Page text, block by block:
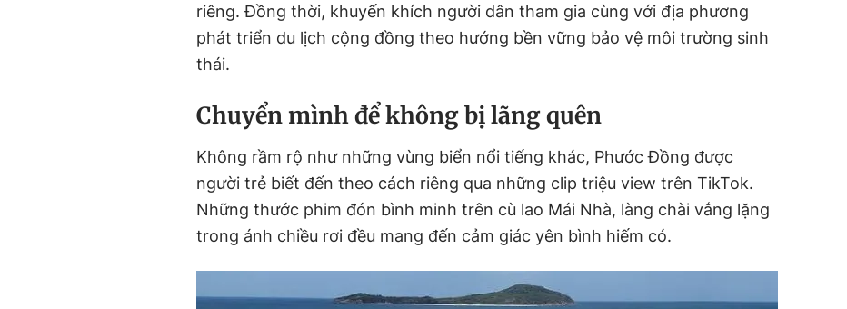
riêng. Đồng thời, khuyến khích người dân tham gia cùng với địa phương
phát triển du lịch cộng đồng theo hướng bền vững bảo vệ môi trường sinh
thái.
Chuyển mình để không bị lãng quên
Không rầm rộ như những vùng biển nổi tiếng khác, Phước Đồng được
người trẻ biết đến theo cách riêng qua những clip triệu view trên TikTok.
Những thước phim đón bình minh trên cù lao Mái Nhà, làng chài vắng lặng
trong ánh chiều rơi đều mang đến cảm giác yên bình hiếm có.